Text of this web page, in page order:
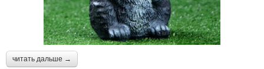
читать дальше →